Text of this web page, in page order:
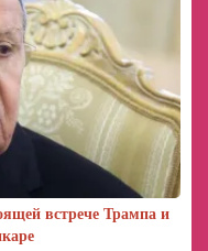
встрече Трампа и